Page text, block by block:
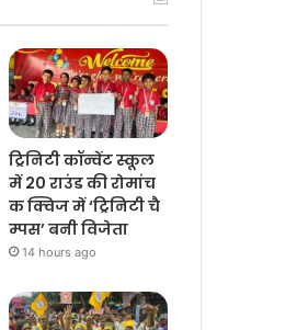
ट्रिनिटी कॉन्वेंट स्कूल
में 20 राउंड की रोमांच
क क्विज में ‘ट्रिनिटी चै
म्पस’ बनी विजेता
14 hours ago